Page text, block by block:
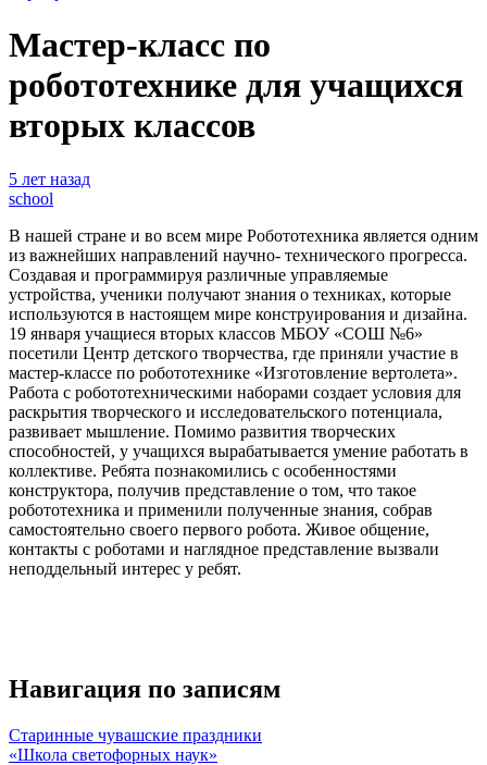
Мастер-класс по
робототехнике для учащихся
вторых классов
5 лет назад
school
В нашей стране и во всем мире Робототехника является одним
из важнейших направлений научно- технического прогресса.
Создавая и программируя различные управляемые
устройства, ученики получают знания о техниках, которые
используются в настоящем мире конструирования и дизайна.
19 января учащиеся вторых классов МБОУ «СОШ №6»
посетили Центр детского творчества, где приняли участие в
мастер-классе по робототехнике «Изготовление вертолета».
Работа с робототехническими наборами создает условия для
раскрытия творческого и исследовательского потенциала,
развивает мышление. Помимо развития творческих
способностей, у учащихся вырабатывается умение работать в
коллективе. Ребята познакомились с особенностями
конструктора, получив представление о том, что такое
робототехника и применили полученные знания, собрав
самостоятельно своего первого робота. Живое общение,
контакты с роботами и наглядное представление вызвали
неподдельный интерес у ребят.
Навигация по записям
Старинные чувашские праздники
«Школа светофорных наук»